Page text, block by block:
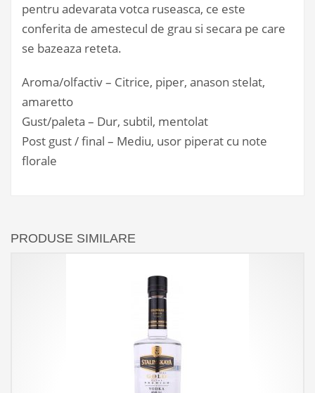
pentru adevarata votca ruseasca, ce este
conferita de amestecul de grau si secara pe care
se bazeaza reteta.
Aroma/olfactiv – Citrice, piper, anason stelat,
amaretto
Gust/paleta – Dur, subtil, mentolat
Post gust / final – Mediu, usor piperat cu note
florale
PRODUSE SIMILARE